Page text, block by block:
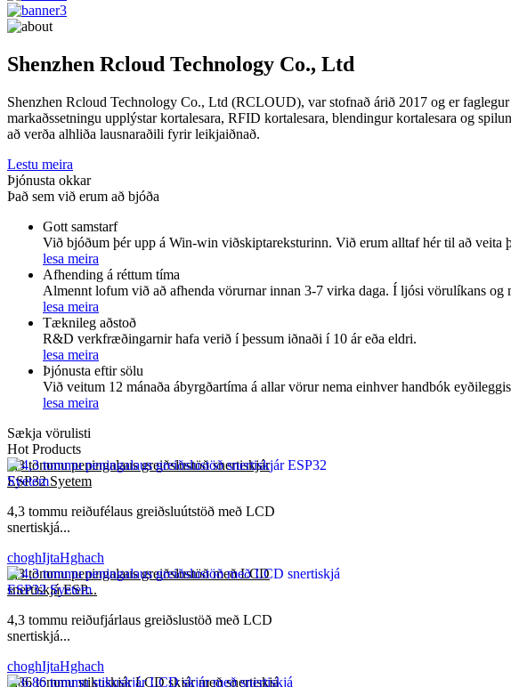
Shenzhen Rcloud Technology Co., Ltd
Shenzhen Rcloud Technology Co., Ltd (RCLOUD), var stofnað árið 2017 og er
markaðssetningu upplýstar kortalesara, RFID kortalesara, blendingur kortalesara og
að verða alhliða lausnaraðili fyrir leikjaiðnað.
Lestu meira
Þjónusta okkar
Það sem við erum að bjóða
Gott samstarf
Við bjóðum þér upp á Win-win viðskiptareksturinn. Við erum alltaf hér til að veita
lesa meira
Afhending á réttum tíma
Almennt lofum við að afhenda vörurnar innan 3-7 virka daga. Í ljósi vörulíkans og
lesa meira
Tæknileg aðstoð
R&D verkfræðingarnir hafa verið í þessum iðnaði í 10 ár eða eldri.
lesa meira
Þjónusta eftir sölu
Við veitum 12 mánaða ábyrgðartíma á allar vörur nema einhver handbók
lesa meira
Sækja vörulisti
Hot Products
4,3 tommu peningalaus greiðslustöð snertiskjár
ESP32 Syetem
4,3 tommu reiðufélaus greiðsluútstöð með LCD
snertiskjá...
choghIjtaHghach
4,3 tommu peningalaus greiðslustöð með LCD
snertiskjá ESP...
4,3 tommu reiðufjárlaus greiðslustöð með LCD
snertiskjá...
choghIjtaHghach
6,86 tommu stikuskjár LCD skjár með snertiskjá